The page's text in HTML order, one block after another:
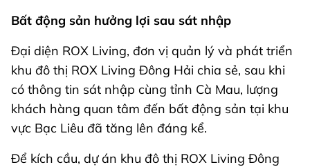
Bất động sản hưởng lợi sau sát nhập
Đại diện ROX Living, đơn vị quản lý và phát triển
khu đô thị ROX Living Đông Hải chia sẻ, sau khi
có thông tin sát nhập cùng tỉnh Cà Mau, lượng
khách hàng quan tâm đến bất động sản tại khu
vực Bạc Liêu đã tăng lên đáng kể.
Để kích cầu, dự án khu đô thị ROX Living Đông